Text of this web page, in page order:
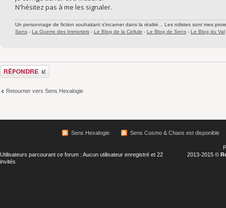
N'hésitez pas à me les signaler.
Un personnage de fiction souhaitant s'incarner dans la réalité... Les rolistes sont mes
Sens - La Guerre des Immortels - Le Blog de la Cellule - Le Blog de Sens - Le Blog du Val
Répondre
Retourner vers Sens Hexalogie
Sens Hexalogie Sens Cosmo & Chaos est disponible
Utilisateurs parcourant ce forum : Aucun utilisateur enregistré et 22
invités
2013-2015 ©